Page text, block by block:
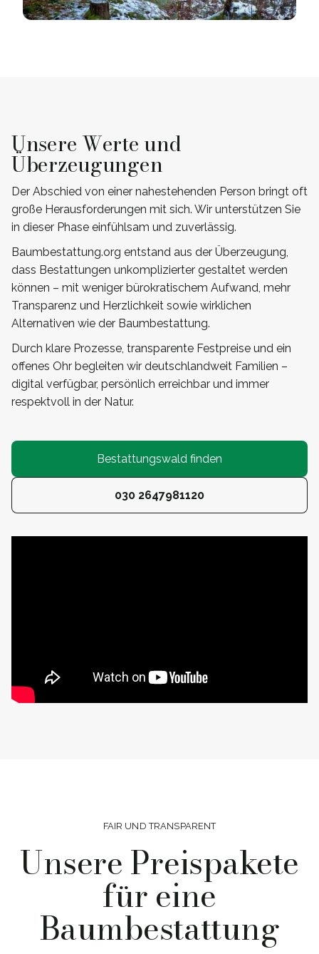
Unsere Werte und
Überzeugungen
Der Abschied von einer nahestehenden Person bringt oft
große Herausforderungen mit sich. Wir unterstützen Sie
in dieser Phase einfühlsam und zuverlässig.
Baumbestattung.org entstand aus der Überzeugung,
dass Bestattungen unkomplizierter gestaltet werden
können – mit weniger bürokratischem Aufwand, mehr
Transparenz und Herzlichkeit sowie wirklichen
Alternativen wie der Baumbestattung.
Durch klare Prozesse, transparente Festpreise und ein
offenes Ohr begleiten wir deutschlandweit Familien –
digital verfügbar, persönlich erreichbar und immer
respektvoll in der Natur.
Bestattungswald finden
030 2647981120
FAIR UND TRANSPARENT
Unsere Preispakete
für eine
Baumbestattung